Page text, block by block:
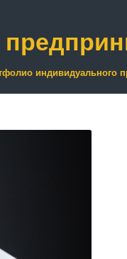
индивидуального